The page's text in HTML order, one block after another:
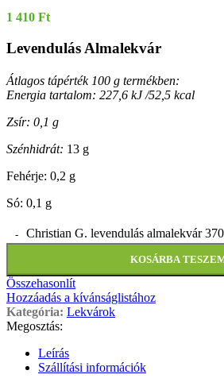
1 410 Ft
Levendulás Almalekvár
Átlagos tápérték 100 g termékben:
Energia tartalom: 227,6 kJ /52,5 kcal
Zsír: 0,1 g
Szénhidrát: 13 g
Fehérje: 0,2 g
Só: 0,1 g
Christian G. levendulás almalekvár
KOSÁRBA
Összehasonlít
Hozzáadás a kívánságlistához
Kategória: Lekvárok
Megosztás:
Leírás
Szállítási információk